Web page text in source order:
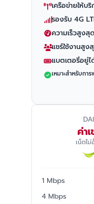
เครือข่ายให้บ
รองรับ 4G
ความเร็วสูง
แชร์ใช้งานสูง
แบตเตอรี่อยู่
เหมาะสำหรับก
ค่า
เน็ตไ
1 Mbps
4 Mbps